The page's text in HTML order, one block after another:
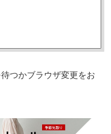
つかブラウザ変更をお